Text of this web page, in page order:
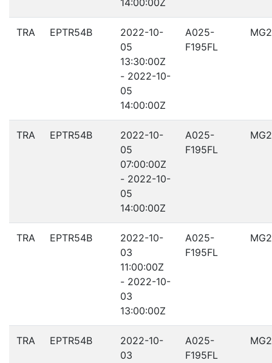
14:00:00Z
TRA EPTR54B
2022-10-
05
13:30:00Z
- 2022-10-
05
14:00:00Z
A025-
F195FL
TRA EPTR54B
2022-10-
05
07:00:00Z
- 2022-10-
05
14:00:00Z
A025-
F195FL
TRA EPTR54B
2022-10-
03
11:00:00Z
- 2022-10-
03
13:00:00Z
A025-
F195FL
TRA EPTR54B
2022-10-
03
A025-
F195FL